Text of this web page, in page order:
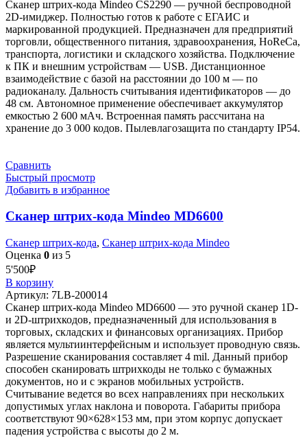
Сканер штрих-кода Mindeo CS2290 — ручной беспроводной
2D-имиджер. Полностью готов к работе с ЕГАИС и
маркированной продукцией. Предназначен для предприятий
торговли, общественного питания, здравоохранения, HoReCa,
транспорта, логистики и складского хозяйства. Подключение
к ПК и внешним устройствам — USB. Дистанционное
взаимодействие с базой на расстоянии до 100 м — по
радиоканалу. Дальность считывания идентификаторов — до
48 см. Автономное применение обеспечивает аккумулятор
емкостью 2 600 мАч. Встроенная память рассчитана на
хранение до 3 000 кодов. Пылевлагозащита по стандарту IP54.
Сравнить
Быстрый просмотр
Добавить в избранное
Сканер штрих-кода Mindeo MD6600
Сканер штрих-кода, Сканер штрих-кода Mindeo
Оценка 0 из 5
5'500₽
В корзину
Артикул: 7LB-200014
Сканер штрих-кода Mindeo MD6600 — это ручной сканер 1D-
и 2D-штрихкодов, предназначенный для использования в
торговых, складских и финансовых организациях. Прибор
является мультиинтерфейсным и использует проводную связь.
Разрешение сканирования составляет 4 mil. Данный прибор
способен сканировать штрихкоды не только с бумажных
документов, но и с экранов мобильных устройств.
Считывание ведется во всех направлениях при нескольких
допустимых углах наклона и поворота. Габариты прибора
соответствуют 90×628×153 мм, при этом корпус допускает
падения устройства с высоты до 2 м.